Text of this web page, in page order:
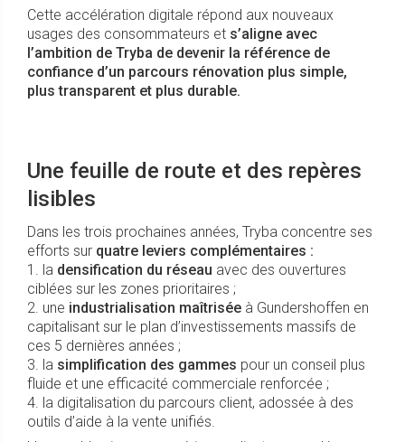
Cette accélération digitale répond aux nouveaux
usages des consommateurs et s’aligne avec
l’ambition de Tryba de devenir la référence de
confiance d’un parcours rénovation plus simple,
plus transparent et plus durable.
Une feuille de route et des repères
lisibles
Dans les trois prochaines années, Tryba concentre ses
efforts sur quatre leviers complémentaires :
1. la densification du réseau avec des ouvertures
ciblées sur les zones prioritaires ;
2. une industrialisation maîtrisée à Gundershoffen en
capitalisant sur le plan d’investissements massifs de
ces 5 dernières années ;
3. la simplification des gammes pour un conseil plus
fluide et une efficacité commerciale renforcée ;
4. la digitalisation du parcours client, adossée à des
outils d’aide à la vente unifiés.